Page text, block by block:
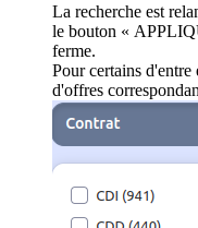
La recherche est
le bouton «
ferme.
Pour certains
d'offres